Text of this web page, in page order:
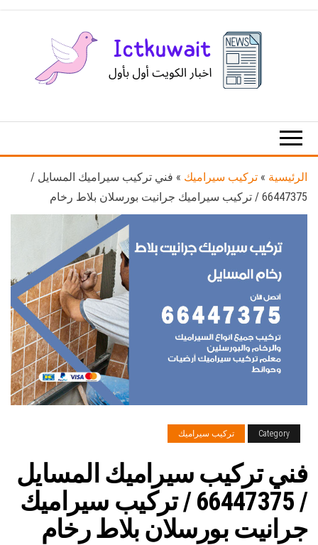
الكويت
الرئيسية » تركيب سيراميك » فني تركيب سيراميك المسايل /
66447375 / تركيب سيراميك جرانيت بورسلان بلاط رخام
Category تركيب سيراميك
فني تركيب سيراميك المسايل
/ 66447375 / تركيب سيراميك
جرانيت بورسلان بلاط رخام